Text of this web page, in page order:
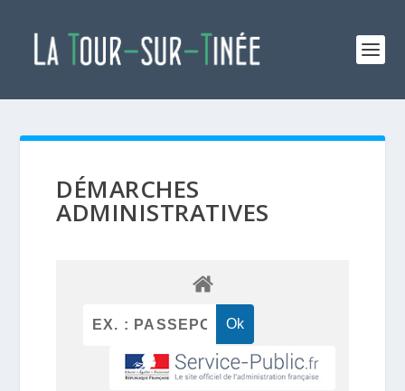
DÉMARCHES
ADMINISTRATIVES